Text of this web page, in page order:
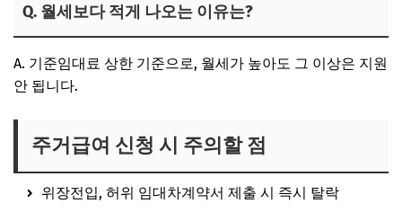
Q. 월세보다 적게 나오는 이유는?
A. 기준임대료 상한 기준으로, 월세가 높아도 그 이상은 지원
안 됩니다.
주거급여 신청 시 주의할 점
위장전입, 허위 임대차계약서 제출 시 즉시 탈락